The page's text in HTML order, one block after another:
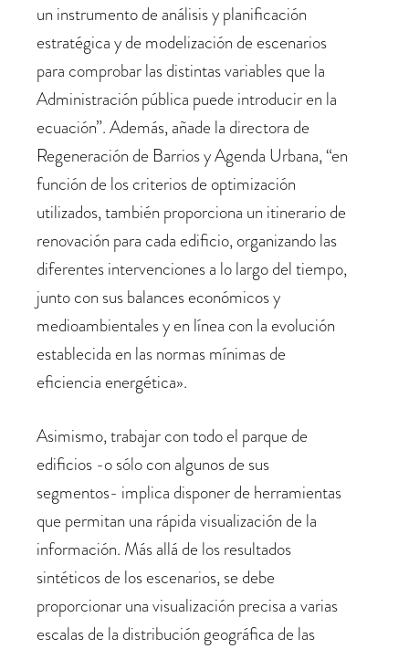
un instrumento de análisis y planificación
estratégica y de modelización de escenarios
para comprobar las distintas variables que la
Administración pública puede introducir en la
ecuación”. Además, añade la directora de
Regeneración de Barrios y Agenda Urbana, “en
función de los criterios de optimización
utilizados, también proporciona un itinerario de
renovación para cada edificio, organizando las
diferentes intervenciones a lo largo del tiempo,
junto con sus balances económicos y
medioambientales y en línea con la evolución
establecida en las normas mínimas de
eficiencia energética».
Asimismo, trabajar con todo el parque de
edificios -o sólo con algunos de sus
segmentos- implica disponer de herramientas
que permitan una rápida visualización de la
información. Más allá de los resultados
sintéticos de los escenarios, se debe
proporcionar una visualización precisa a varias
escalas de la distribución geográfica de las